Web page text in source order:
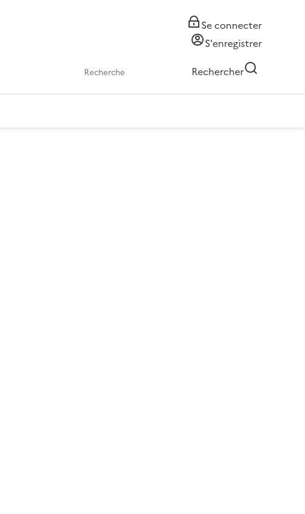
Se connecter
S'enregistrer
Rechercher